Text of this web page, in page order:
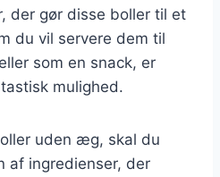
der gør disse boller til et
du vil servere dem til
som en snack, er
mulighed.
uden æg, skal du
af ingredienser, der